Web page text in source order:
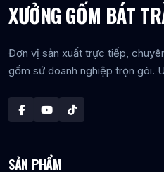
XƯỞNG GỐM BÁT
Đơn vị sản xuất trực tiếp,
gốm sứ doanh nghiệp trọn gói.
SẢN PHẨM